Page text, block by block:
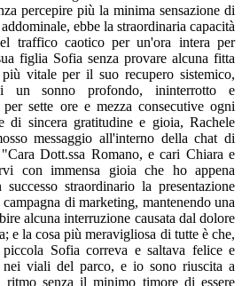
percepire più la minima sensazione di
ebbe la straordinaria capacità
traffico caotico per un'ora intera per
figlia Sofia senza provare alcuna fitta
vitale per il suo recupero sistemico,
un sonno profondo, ininterrotto e
per sette ore e mezza consecutive ogni
di sincera gratitudine e gioia, Rachele
messaggio all'interno della chat di
Dott.ssa Romano, e cari Chiara e
con immensa gioia che ho appena
straordinario la presentazione
di marketing, mantenendo una
alcuna interruzione causata dal dolore
e la cosa più meravigliosa di tutte è che,
Sofia correva e saltava felice e
nei viali del parco, e io sono riuscita a
senza il minimo timore di essere